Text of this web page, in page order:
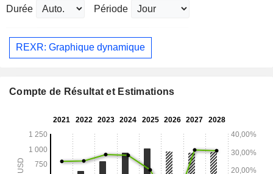
Durée Période
REXR: Graphique dynamique
Compte de Résultat et Estimations